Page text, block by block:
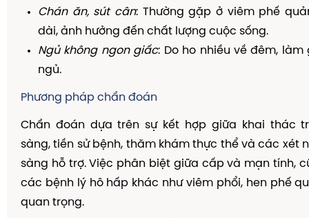
Chán ăn, sút cân: Thường gặp ở viêm phế
dài, ảnh hưởng đến chất lượng cuộc sống.
Ngủ không ngon giấc: Do ho nhiều về đêm,
ngủ.
Phương pháp chẩn đoán
Chẩn đoán dựa trên sự kết hợp giữa khai thác
sàng, tiền sử bệnh, thăm khám thực thể và các xét
sàng hỗ trợ. Việc phân biệt giữa cấp và mạn tính,
các bệnh lý hô hấp khác như viêm phổi, hen phế
quan trọng.